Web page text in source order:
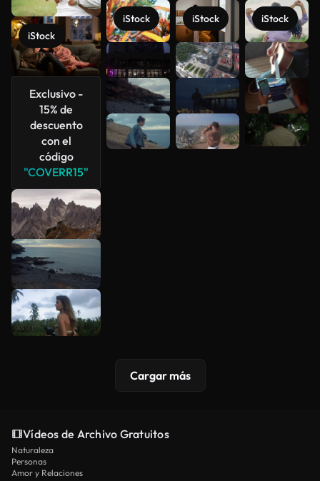
iStock
Exclusivo -
15% de
descuento
con el
código
"COVERR15"
iStock iStock iStock
Ver más
Cargar más
Vídeos de Archivo Gratuitos
Naturaleza
Personas
Amor y Relaciones